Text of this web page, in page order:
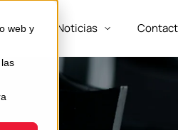
web y
Show submenu for Empresa Show submenu for Recursos
Noticias